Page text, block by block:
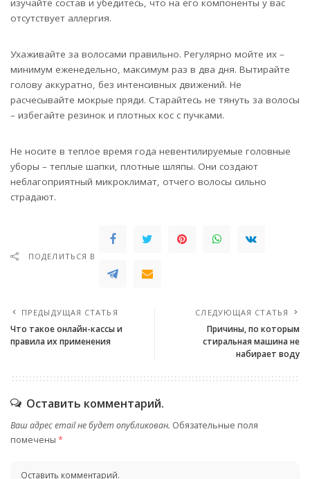
изучайте состав и убедитесь, что на его компоненты у вас
отсутствует аллергия.
Ухаживайте за волосами правильно. Регулярно мойте их –
минимум еженедельно, максимум раз в два дня. Вытирайте
голову аккуратно, без интенсивных движений. Не
расчесывайте мокрые пряди. Старайтесь не тянуть за волосы
– избегайте резинок и плотных кос с пучками.
Не носите в теплое время года невентилируемые головные
уборы – теплые шапки, плотные шляпы. Они создают
неблагоприятный микроклимат, отчего волосы сильно
страдают.
ПОДЕЛИТЬСЯ В
ПРЕДЫДУЩАЯ СТАТЬЯ
Что такое онлайн-кассы и
правила их применения
СЛЕДУЮЩАЯ СТАТЬЯ
Причины, по которым
стиральная машина не
набирает воду
Оставить комментарий.
Ваш адрес email не будет опубликован. Обязательные поля
помечены *